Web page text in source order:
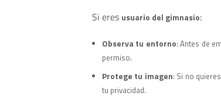
Si eres usuario del gimnasio:
Observa tu entorno: Antes de
permiso.
Protege tu imagen: Si no
tu privacidad.